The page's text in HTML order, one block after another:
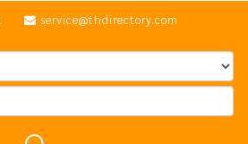
service@thdirectory.com